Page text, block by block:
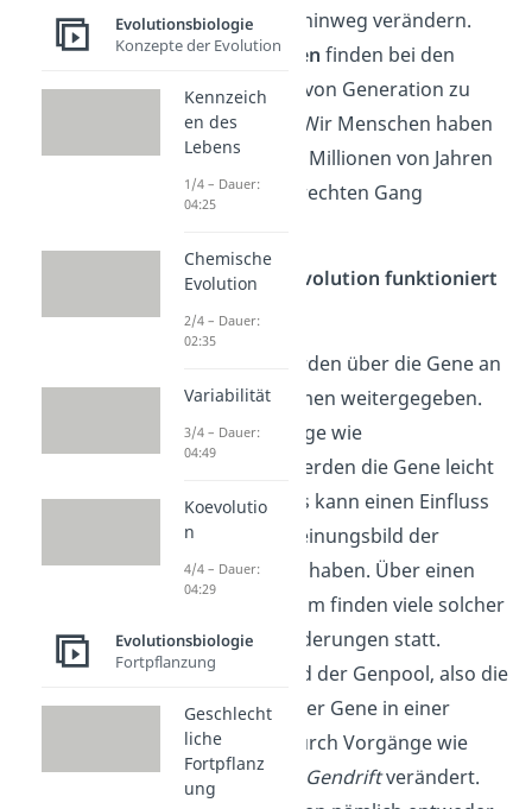
großen Zeitraum hinweg verändern.
DieVeränderungen finden bei den
Lebewesen dabei von Generation zu
Generation statt. Wir Menschen haben
zum Beispiel über Millionen von Jahren
hinweg einen aufrechten Gang
Die biologische Evolution funktioniert
so
Merkmale werden über die Gene an
die Nachkommen weitergegeben.
Durch Vorgänge wie
Mutationen
werden die Gene leicht
verändert. Das kann einen Einfluss
auf das Erscheinungsbild der
Nachkommen haben. Über einen
langen Zeitraum finden viele solcher
kleinen Veränderungen statt.
Zusätzlich wird der Genpool, also die
Gesamtheit aller Gene in einer
Population, durch Vorgänge wie
Selektionund Gendriftverändert.
Evolutionsbiologie
Konzepte der Evolution
Kennzeich
en des
Lebens
1/4 – Dauer:
04:25
Chemische
Evolution
2/4 – Dauer:
02:35
Variabilität
3/4 – Dauer:
04:49
Koevolutio
n
4/4 – Dauer:
04:29
Evolutionsbiologie
Fortpflanzung
Geschlecht
liche
Fortpflanz
ung